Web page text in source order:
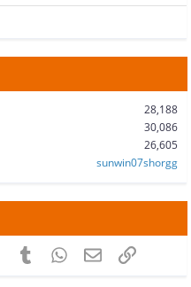
28,188
30,086
26,605
sunwin07shorgg
PinterestTumblrWhatsApp
EmailLink